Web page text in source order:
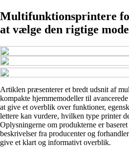
Multifunktionsprintere
at vælge den rigtige
Artiklen præsenterer et bredt udsnit af
kompakte hjemmemodeller til
at give et overblik over funktioner,
lettere kan vurdere, hvilken type printer
Oplysningerne om produkterne er
beskrivelser fra producenter og
give et klart og informativt overblik.